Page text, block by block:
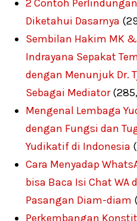
2 Contoh
Diketahui Dasarnya
Sembilan Hakim MK
Indrayana Sepakat
dengan Menunjuk Dr.
Sebagai Mediator
Mengenal Lembaga
dengan Fungsi dan
Yudikatif di Indonesia
Cara Menyadap
bisa Baca Isi Chat WA
Pasangan Diam-diam
Perkembangan